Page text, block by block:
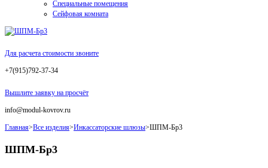
Специальные помещения
Сейфовая комната
Для расчета стоимости звоните
+7(915)792-37-34
Вышлите заявку на просчёт
info@modul-kovrov.ru
Главная>Все изделия>Инкассаторские шлюзы>ШПМ-Бр3
ШПМ-Бр3